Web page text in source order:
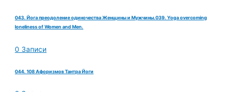
043. Йога преодоление одиночества Женщины и Мужчины.039. Yoga overcoming
loneliness of Women and Men.
0 Записи
044. 108 Афоризмов Тантра Йоги